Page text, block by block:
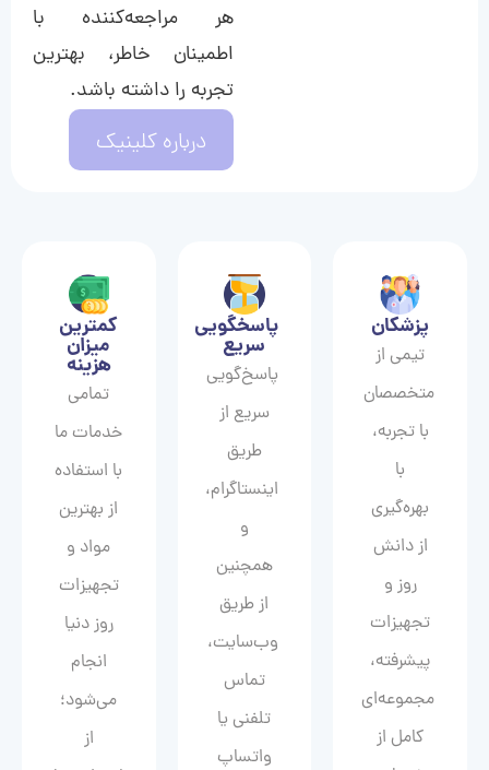
هر مراجعه‌کننده با
اطمینان خاطر، بهترین
تجربه را داشته باشد.
درباره کلینیک
پزشکان
تیمی از
متخصصان
با تجربه،
با
بهره‌گیری
از دانش
روز و
تجهیزات
پیشرفته،
مجموعه‌ای
کامل از
پاسخگویی
سریع
پاسخ‌گویی
سریع از
طریق
اینستاگرام،
و
همچنین
از طریق
وب‌سایت،
تماس
تلفنی یا
واتساپ
کمترین
میزان
هزینه
تمامی
خدمات ما
با استفاده
از بهترین
مواد و
تجهیزات
روز دنیا
انجام
می‌شود؛
از